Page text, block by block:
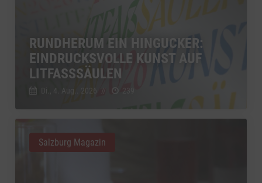
RUNDHERUM EIN HINGUCKER:
EINDRUCKSVOLLE KUNST AUF
LITFASSSÄULEN
Di., 4. Aug.. 2026 239
Salzburg Magazin